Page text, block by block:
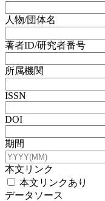
人物/団体名
著者ID/研究者番号
所属機関
ISSN
DOI
期間
本文リンク
本文リンクあり
データソース